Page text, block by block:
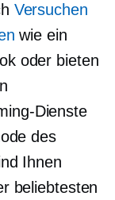
Versuchen
wie ein
oder bieten
Dienste
des
Ihnen
beliebtesten